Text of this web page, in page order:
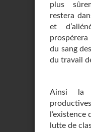
plus
restera
et
du sang
du travail
Ainsi la
lutte de